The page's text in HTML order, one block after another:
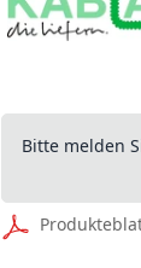
Bitte melden